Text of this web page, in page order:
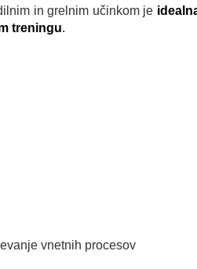
in grelnim učinkom je
treningu.
vnetnih procesov